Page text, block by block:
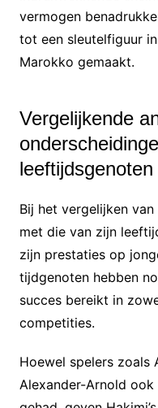
vermogen
tot een sleutelfiguur
Marokko gemaakt.
Vergelijkende
leeftijdsgenoten
Bij het vergelijken van
met die van zijn
zijn prestaties op
tijdgenoten hebben
succes bereikt in
competities.
Hoewel spelers zoals
Alexander-Arnold